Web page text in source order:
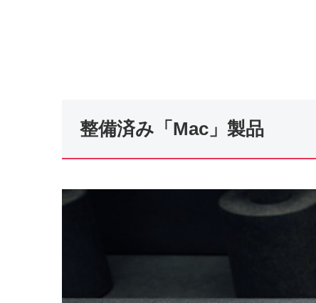
整備済み「Mac」製品